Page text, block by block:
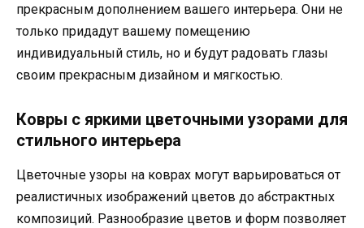
прекрасным дополнением вашего интерьера. Они не
только придадут вашему помещению
индивидуальный стиль, но и будут радовать глазы
своим прекрасным дизайном и мягкостью.
Ковры с яркими цветочными узорами для
стильного интерьера
Цветочные узоры на коврах могут варьироваться от
реалистичных изображений цветов до абстрактных
композиций. Разнообразие цветов и форм позволяет